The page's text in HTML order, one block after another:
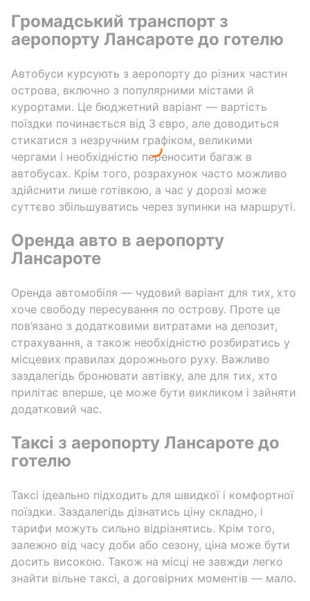
Громадський транспорт з
аеропорту Лансароте до готелю
Автобуси курсують з аеропорту до різних частин
острова, включно з популярними містами й
курортами. Це бюджетний варіант — вартість
поїздки починається від 3 євро, але доводиться
стикатися з незручним графіком, великими
чергами і необхідністю переносити багаж в
автобусах. Крім того, розрахунок часто можливо
здійснити лише готівкою, а час у дорозі може
суттєво збільшуватись через зупинки на маршруті.
Оренда авто в аеропорту
Лансароте
Оренда автомобіля — чудовий варіант для тих, хто
хоче свободу пересування по острову. Проте це
пов’язано з додатковими витратами на депозит,
страхування, а також необхідністю розбиратись у
місцевих правилах дорожнього руху. Важливо
заздалегідь бронювати автівку, але для тих, хто
прилітає вперше, це може бути викликом і зайняти
додатковий час.
Таксі з аеропорту Лансароте до
готелю
Таксі ідеально підходить для швидкої і комфортної
поїздки. Заздалегідь дізнатись ціну складно, і
тарифи можуть сильно відрізнятись. Крім того,
залежно від часу доби або сезону, ціна може бути
досить високою. Також на місці не завжди легко
знайти вільне таксі, а договірних моментів — мало.